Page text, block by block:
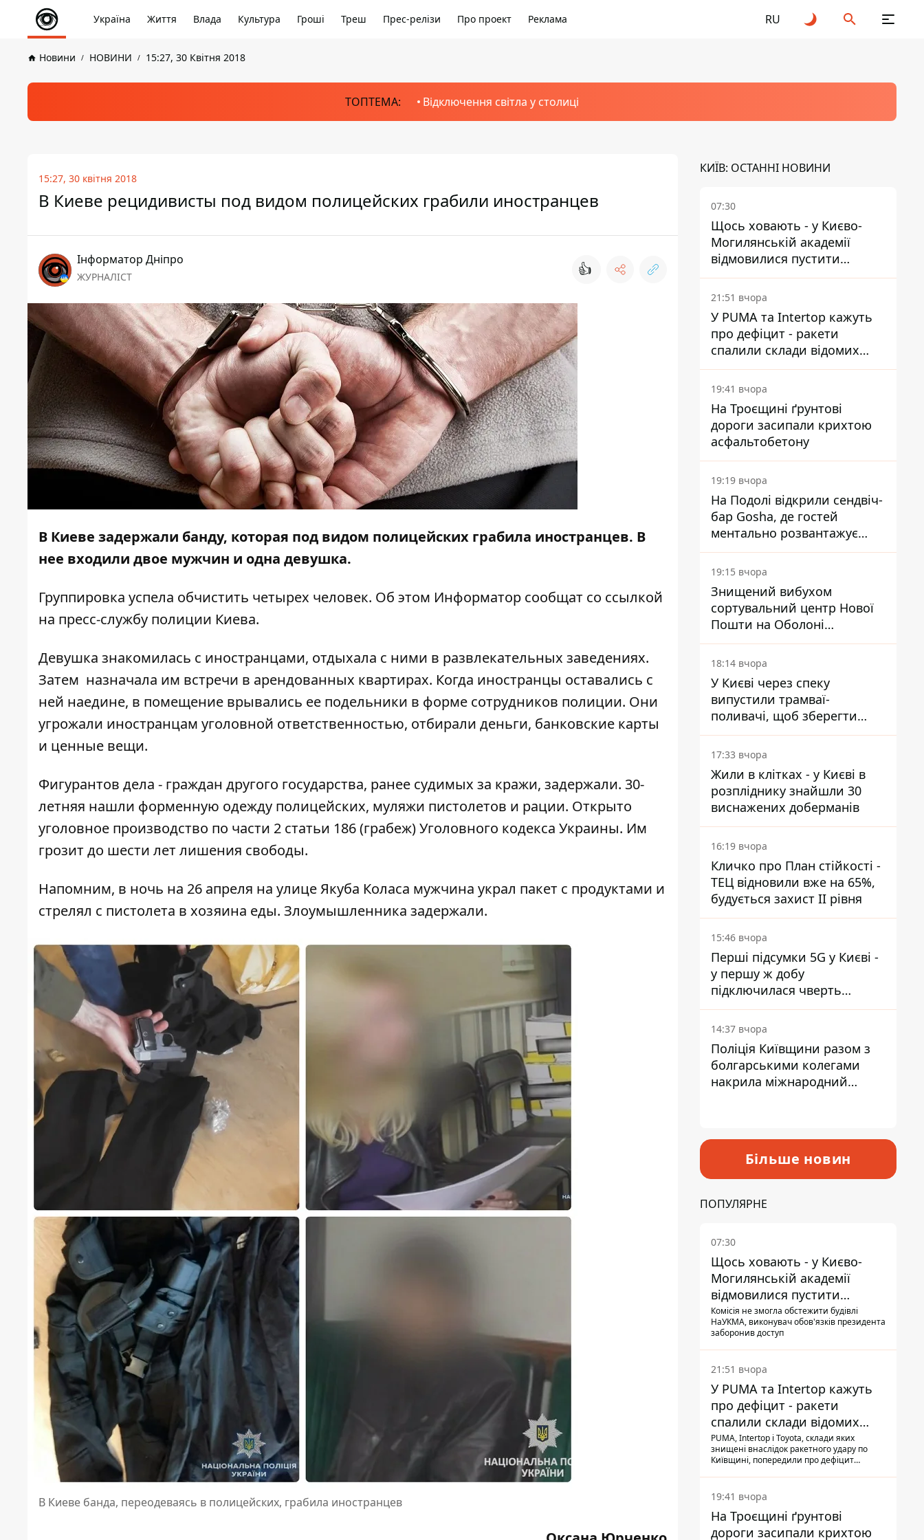
Україна Життя Влада Культура Гроші Треш Прес-релізи Про проект Реклама RU
Новини НОВИНИ 15:27, 30 Квітня 2018
ТОПТЕМА: Відключення світла у столиці
15:27, 30 квітня 2018
В Киеве рецидивисты под видом полицейских грабили иностранцев
Інформатор Дніпро
ЖУРНАЛІСТ 👍
В Киеве задержали банду, которая под видом полицейских грабила иностранцев. В
нее входили двое мужчин и одна девушка.
Группировка успела обчистить четырех человек. Об этом Информатор сообщат со ссылкой
на пресс-службу полиции Киева.
Девушка знакомилась с иностранцами, отдыхала с ними в развлекательных заведениях.
Затем назначала им встречи в арендованных квартирах. Когда иностранцы оставались с
ней наедине, в помещение врывались ее подельники в форме сотрудников полиции. Они
угрожали иностранцам уголовной ответственностью, отбирали деньги, банковские карты
и ценные вещи.
Фигурантов дела - граждан другого государства, ранее судимых за кражи, задержали. 30-
летняя нашли форменную одежду полицейских, муляжи пистолетов и рации. Открыто
уголовное производство по части 2 статьи 186 (грабеж) Уголовного кодекса Украины. Им
грозит до шести лет лишения свободы.
Напомним, в ночь на 26 апреля на улице Якуба Коласа мужчина украл пакет с продуктами и
стрелял с пистолета в хозяина еды. Злоумышленника задержали.
В Киеве банда, переодеваясь в полицейских, грабила иностранцев
КИЇВ: ОСТАННІ НОВИНИ
07:30
Щось ховають - у Києво-
Могилянській академії
відмовилися пустити
комісію з охорони пам'яток
на територію
21:51 вчора
У PUMA та Intertop кажуть
про дефіцит - ракети
спалили склади відомих
брендів
19:41 вчора
На Троєщині ґрунтові
дороги засипали крихтою
асфальтобетону
19:19 вчора
На Подолі відкрили сендвіч-
бар Gosha, де гостей
ментально розвантажує
акула
19:15 вчора
Знищений вибухом
сортувальний центр Нової
Пошти на Оболоні
запрацював - видають
посилки
18:14 вчора
У Києві через спеку
випустили трамваї-
поливачі, щоб зберегти
рейки від деформації
17:33 вчора
Жили в клітках - у Києві в
розпліднику знайшли 30
виснажених доберманів
16:19 вчора
Кличко про План стійкості -
ТЕЦ відновили вже на 65%,
будується захист ІІ рівня
15:46 вчора
Перші підсумки 5G у Києві -
у першу ж добу
підключилася чверть
мільйона абонентів
14:37 вчора
Поліція Київщини разом з
болгарськими колегами
накрила міжнародний
Більше новин
ПОПУЛЯРНЕ
07:30
Щось ховають - у Києво-
Могилянській академії
відмовилися пустити
комісію з охорони пам'яток
на територію
Комісія не змогла обстежити будівлі
НаУКМА, виконувач обов'язків президента
заборонив доступ
21:51 вчора
У PUMA та Intertop кажуть
про дефіцит - ракети
спалили склади відомих
брендів
PUMA, Intertop і Toyota, склади яких
знищені внаслідок ракетного удару по
Київщині, попередили про дефіцит
19:41 вчора
На Троєщині ґрунтові
дороги засипали крихтою